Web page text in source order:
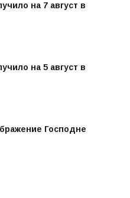
на 7 август в
на 5 август в
Господне